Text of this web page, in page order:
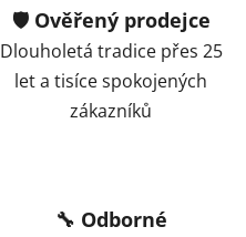
🛡️ Ověřený prodejce
Dlouholetá tradice přes 25
let a tisíce spokojených
zákazníků
🔧 Odborné